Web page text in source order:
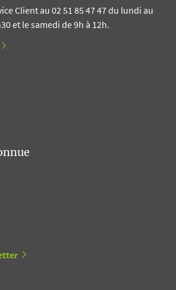
Client au 02 51 85 47 47 du lundi au
et le samedi de 9h à 12h.